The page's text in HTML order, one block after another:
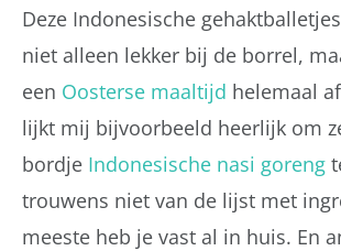
Deze Indonesische
niet alleen lekker bij de borrel,
een Oosterse maaltijd helemaal
lijkt mij bijvoorbeeld heerlijk om
bordje Indonesische nasi goreng
trouwens niet van de lijst met
meeste heb je vast al in huis. En